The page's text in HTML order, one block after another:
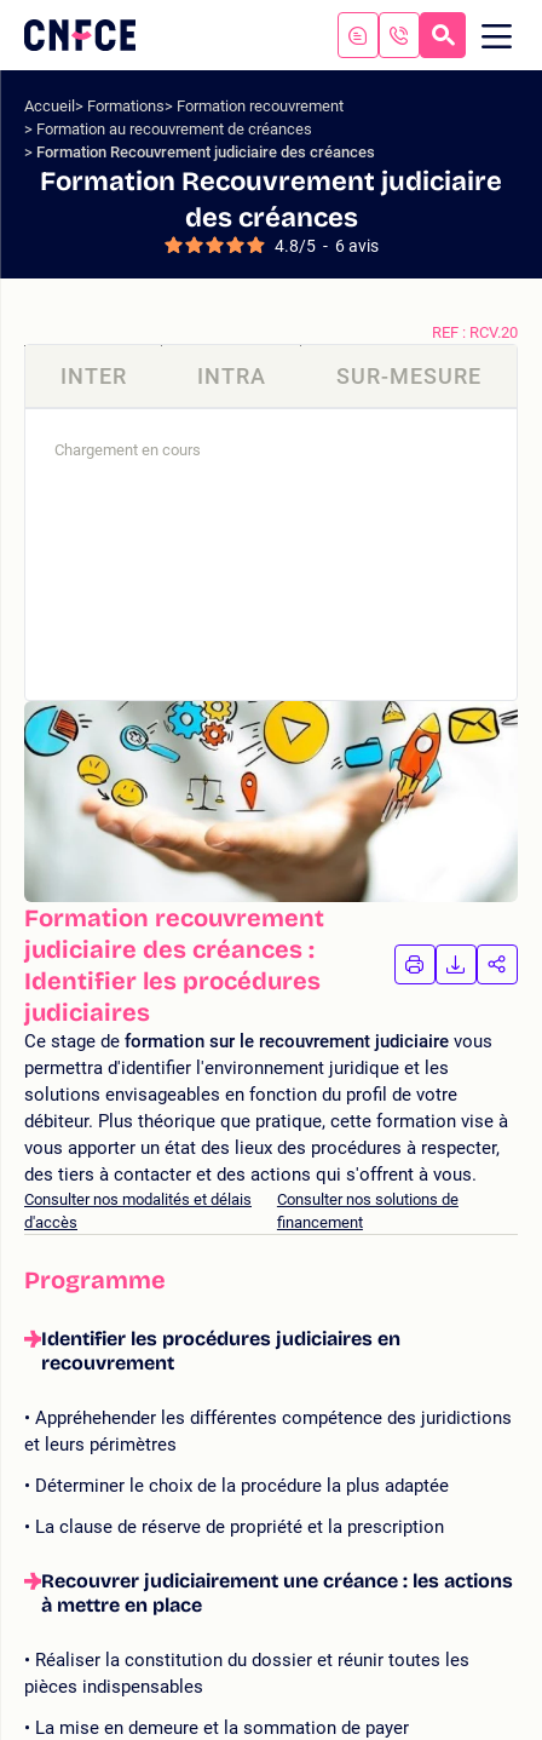
contenu
menu
Logo
site
Accueil Formations
Formation recouvrement
Formation au recouvrement de créances
Formation Recouvrement judiciaire des créances
Formation Recouvrement judiciaire
des créances
4.8/5 - 6avis
Formation recouvrement
judiciaire des créances :
Identifier les procédures
judiciaires
IMPRIMER
LA
LA
Ce stage de formation sur le recouvrement judiciaire vous
permettra d'identifier l'environnement juridique et les
solutions envisageables en fonction du profil de votre
débiteur. Plus théorique que pratique, cette formation vise à
vous apporter un état des lieux des procédures à respecter,
des tiers à contacter et des actions qui s'offrent à vous.
Consulter nos modalités et délais
d'accès
Consulter nos solutions de
financement
Programme
Identifier les procédures judiciaires en
recouvrement
Appréhehender les différentes compétence des juridictions
et leurs périmètres
Déterminer le choix de la procédure la plus adaptée
La clause de réserve de propriété et la prescription
Recouvrer judiciairement une créance : les actions
à mettre en place
Réaliser la constitution du dossier et réunir toutes les
pièces indispensables
La mise en demeure et la sommation de payer
REF : RCV.20
INTER INTRA SUR-MESURE